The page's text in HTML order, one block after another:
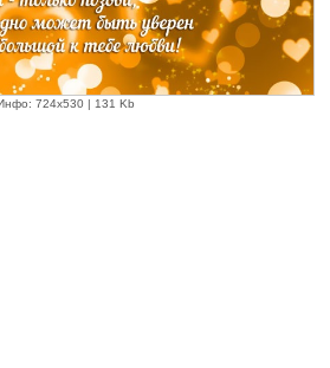
724х530 | 131 Kb